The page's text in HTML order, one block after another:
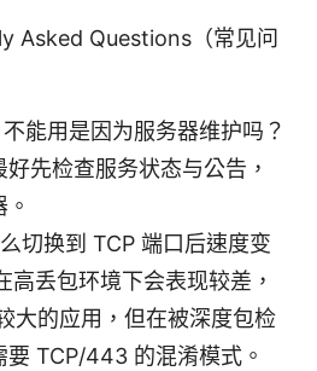
Asked Questions（常见问
能用是因为服务器维护吗？
先检查服务状态与公告，
切换到 TCP 端口后速度变
高丢包环境下会表现较差，
大的应用，但在被深度包检
TCP/443 的混淆模式。